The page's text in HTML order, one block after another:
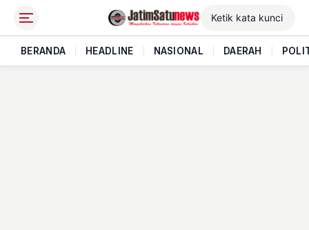
BERANDA HEADLINE NASIONAL DAERAH